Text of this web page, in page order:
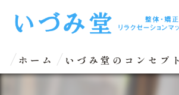
ホーム いづみ堂のコンセプト